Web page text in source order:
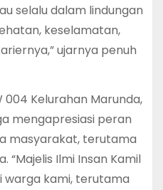
selalu dalam lindungan
keselamatan,
ujarnya penuh
004 Kelurahan Marunda,
mengapresiasi peran
masyarakat, terutama
“Majelis Ilmi Insan Kamil
kami, terutama